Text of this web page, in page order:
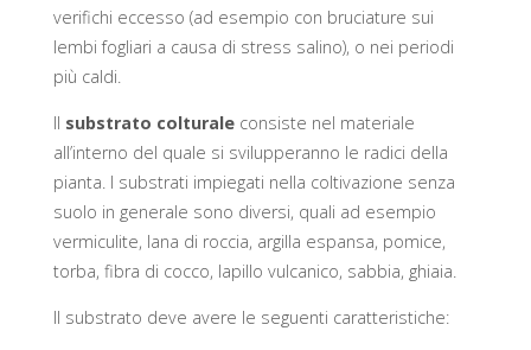
verifichi eccesso (ad esempio con bruciature sui
lembi fogliari a causa di stress salino), o nei periodi
più caldi.
Il substrato colturaleconsiste nel materiale
all’interno del quale si svilupperanno le radici della
pianta. I substrati impiegati nella coltivazione senza
suolo in generale sono diversi, quali ad esempio
vermiculite, lana di roccia, argilla espansa, pomice,
torba, fibra di cocco, lapillo vulcanico, sabbia, ghiaia.
Il substrato deve avere le seguenti caratteristiche: